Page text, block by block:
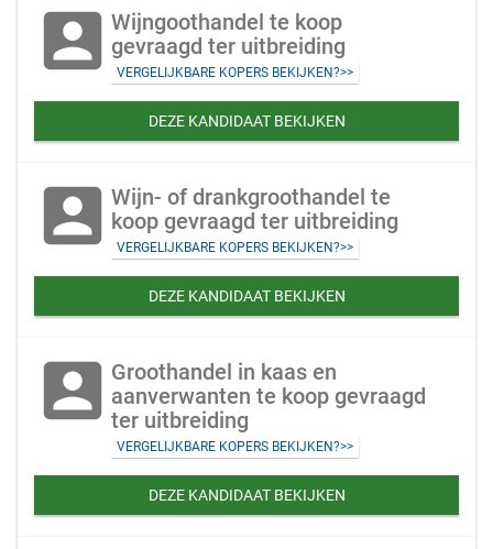
account_box Wijngoothandel te koop
gevraagd ter uitbreiding
VERGELIJKBARE KOPERS BEKIJKEN?>>
DEZE KANDIDAAT BEKIJKEN
account_box Wijn- of drankgroothandel te
koop gevraagd ter uitbreiding
VERGELIJKBARE KOPERS BEKIJKEN?>>
DEZE KANDIDAAT BEKIJKEN
account_box Groothandel in kaas en
aanverwanten te koop gevraagd
ter uitbreiding
VERGELIJKBARE KOPERS BEKIJKEN?>>
DEZE KANDIDAAT BEKIJKEN